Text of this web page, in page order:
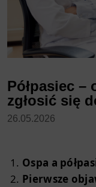
Półpasiec –
zgłosić się
26.05.2026
Ospa a
Pierwsze